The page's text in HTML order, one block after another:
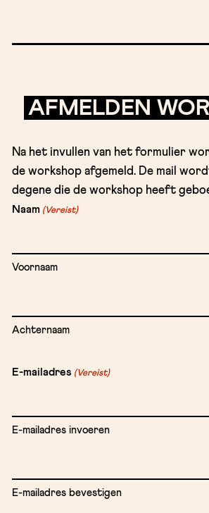
AFMELDEN
Na het invullen van het formulier
de workshop afgemeld. De mail
degene die de workshop heeft
Naam (Vereist)
Voornaam
Achternaam
E-mailadres (Vereist)
E-mailadres invoeren
E-mailadres bevestigen